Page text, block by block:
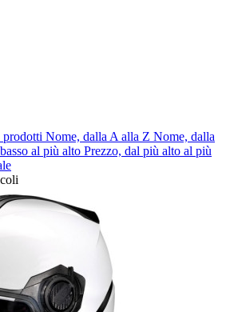
Nome, dalla A alla Z Nome, dalla
al più alto Prezzo, dal più alto al più